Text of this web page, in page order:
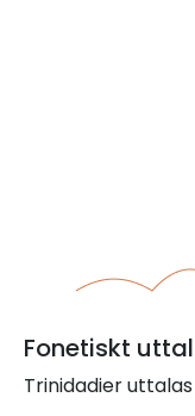
Fonetiskt
Trinidadier